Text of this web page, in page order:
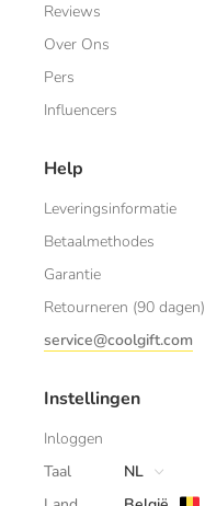
Reviews
Over Ons
Pers
Influencers
Help
Leveringsinformatie
Betaalmethodes
Garantie
Retourneren (90 dagen)
service@coolgift.com
Instellingen
Inloggen
Taal
NL